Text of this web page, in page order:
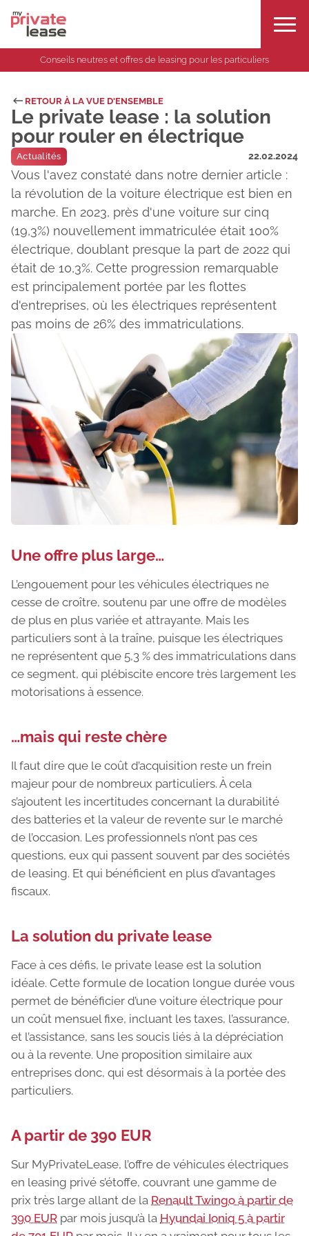
Conseils neutres et offres de leasing pour les particuliers
RETOUR À LA VUE D'ENSEMBLE
Le private lease : la solution
pour rouler en électrique
Actualités 22.02.2024
Vous l'avez constaté dans notre dernier article :
la révolution de la voiture électrique est bien en
marche. En 2023, près d'une voiture sur cinq
(19,3%) nouvellement immatriculée était 100%
électrique, doublant presque la part de 2022 qui
était de 10,3%. Cette progression remarquable
est principalement portée par les flottes
d'entreprises, où les électriques représentent
pas moins de 26% des immatriculations.
Une offre plus large…
L’engouement pour les véhicules électriques ne
cesse de croître, soutenu par une offre de modèles
de plus en plus variée et attrayante. Mais les
particuliers sont à la traîne, puisque les électriques
ne représentent que 5,3 % des immatriculations dans
ce segment, qui plébiscite encore très largement les
motorisations à essence.
…mais qui reste chère
Il faut dire que le coût d’acquisition reste un frein
majeur pour de nombreux particuliers. À cela
s’ajoutent les incertitudes concernant la durabilité
des batteries et la valeur de revente sur le marché
de l’occasion. Les professionnels n’ont pas ces
questions, eux qui passent souvent par des sociétés
de leasing. Et qui bénéficient en plus d’avantages
fiscaux.
La solution du private lease
Face à ces défis, le private lease est la solution
idéale. Cette formule de location longue durée vous
permet de bénéficier d’une voiture électrique pour
un coût mensuel fixe, incluant les taxes, l’assurance,
et l’assistance, sans les soucis liés à la dépréciation
ou à la revente. Une proposition similaire aux
entreprises donc, qui est désormais à la portée des
particuliers.
A partir de 390 EUR
Sur MyPrivateLease, l’offre de véhicules électriques
en leasing privé s’étoffe, couvrant une gamme de
prix très large allant de la Renault Twingo à partir de
390 EUR par mois jusqu’à la Hyundai Ioniq 5 à partir